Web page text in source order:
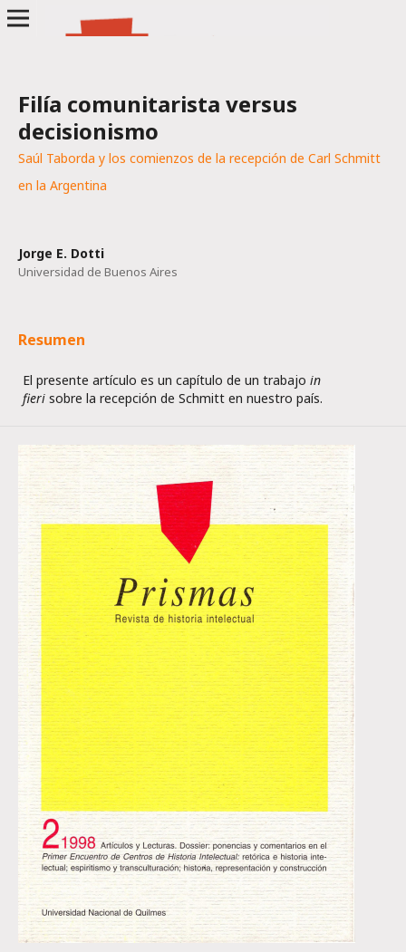
Filía comunitarista versus
decisionismo
Saúl Taborda y los comienzos de la recepción de Carl Schmitt
en la Argentina
Jorge E. Dotti
Universidad de Buenos Aires
Resumen
El presente artículo es un capítulo de un trabajo in
fieri sobre la recepción de Schmitt en nuestro país.